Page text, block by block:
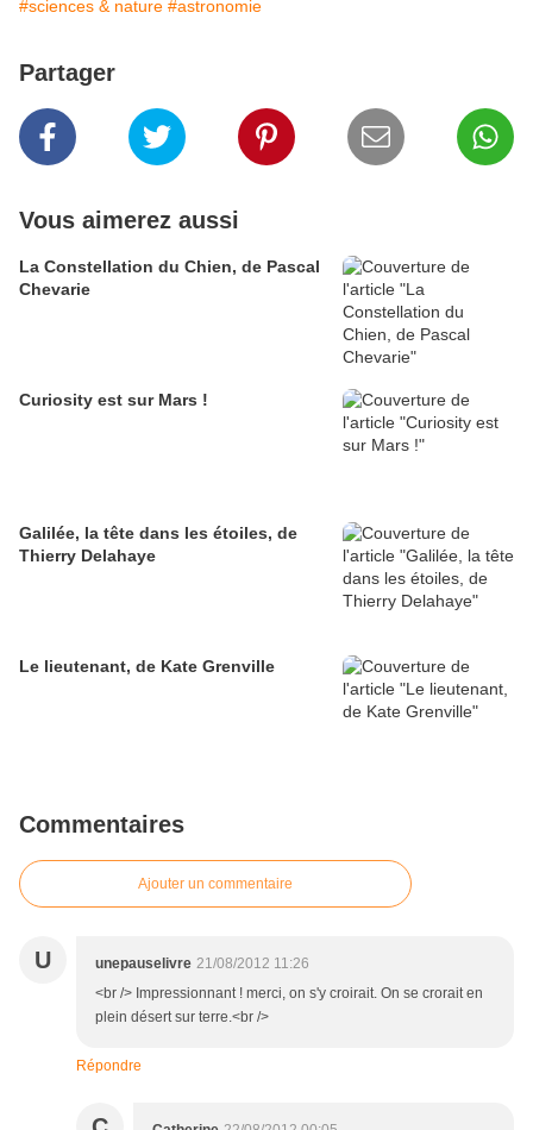
#sciences & nature #astronomie
Partager
Vous aimerez aussi
La Constellation du Chien, de Pascal
Chevarie
Curiosity est sur Mars !
Galilée, la tête dans les étoiles, de
Thierry Delahaye
Le lieutenant, de Kate Grenville
Commentaires
Ajouter un commentaire
U unepauselivre 21/08/2012 11:26
<br /> Impressionnant ! merci, on s'y croirait. On se crorait en
plein désert sur terre.<br />
Répondre